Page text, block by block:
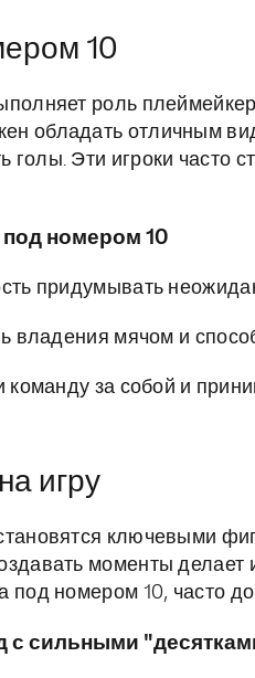
10
роль
обладать отличным
голы. Эти игроки часто
под номером 10
придумывать
владения мячом и
команду за собой и
игру
ключевыми
моменты
под номером 10, часто
с сильными